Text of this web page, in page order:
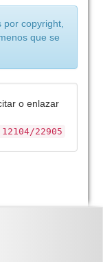
copyright,
que se
o enlazar
22905